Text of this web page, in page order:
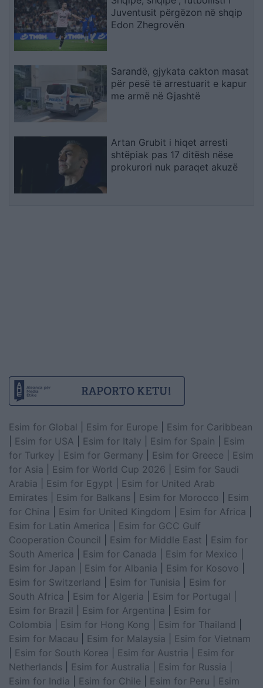
Juventusit përgëzon në shqip
Edon Zhegrovën
Sarandë, gjykata cakton masat
për pesë të arrestuarit e kapur
me armë në Gjashtë
Artan Grubit i hiqet arresti
shtëpiak pas 17 ditësh nëse
prokurori nuk paraqet akuzë
Esim for Global Esim for Europe
Esim for Caribbean
Esim for USA Esim for Italy Esim for Spain
Esim
for Turkey
Esim for Germany Esim for Greece
Esim
for Asia
Esim for World Cup 2026
Esim for Saudi
Arabia
Esim for Egypt
Esim for United Arab
Emirates
Esim for Balkans Esim for Morocco
Esim
for China
Esim for United Kingdom Esim for Africa
Esim for Latin America
Esim for GCC Gulf
Cooperation Council
Esim for Middle East
Esim for
South America
Esim for Canada Esim for Mexico
Esim for Japan
Esim for Albania Esim for Kosovo
Esim for Switzerland
Esim for Tunisia
Esim for
South Africa
Esim for Algeria Esim for Portugal
Esim for Brazil
Esim for Argentina
Esim for
Colombia
Esim for Hong Kong Esim for Thailand
Esim for Macau
Esim for Malaysia
Esim for Vietnam
Esim for South Korea Esim for Austria
Esim for
Netherlands
Esim for Australia Esim for Russia
Esim for India
Esim for Chile Esim for Peru
Esim